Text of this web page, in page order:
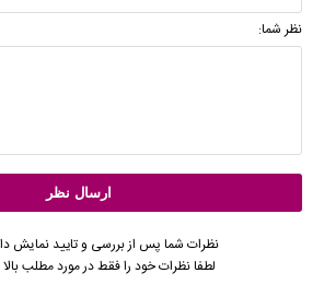
نظر شما:
نظرات شما پس از بررسی و تایید نمایش
لطفا نظرات خود را فقط در مورد مطلب بالا